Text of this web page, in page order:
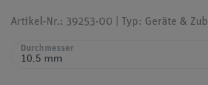
Artikel-Nr.: 39253-00 | Typ: Geräte &
Durchmesser